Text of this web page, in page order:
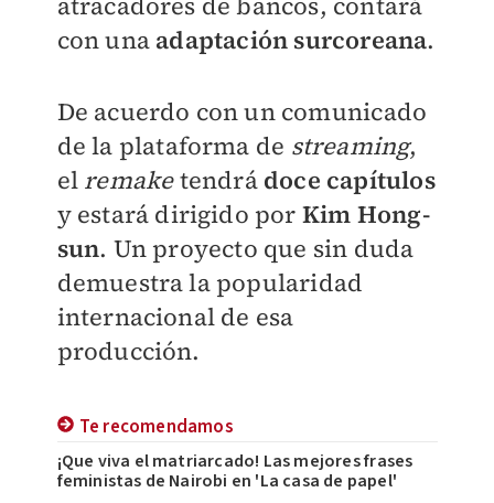
con una adaptación surcoreana.
De acuerdo con un comunicado
de la plataforma de streaming,
el remaketendrá doce capítulos
y estará dirigido por Kim Hong-
sun. Un proyecto que sin duda
demuestra la popularidad
internacional de esa
producción.
Te recomendamos
¡Que viva el matriarcado! Las mejores frases
feministas de Nairobi en 'La casa de papel'